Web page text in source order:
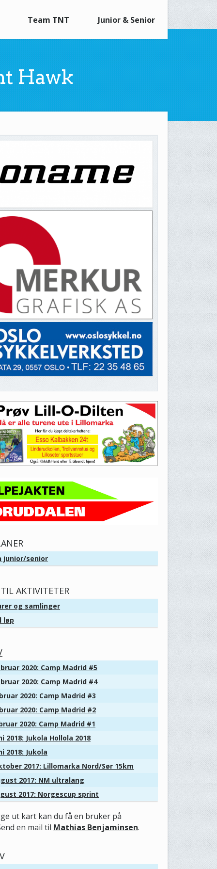
Team TNT Junior & Senior
Hawk
junior/senior
AKTIVITETER
og samlinger
løp
2020: Camp Madrid #5
2020: Camp Madrid #4
2020: Camp Madrid #3
2020: Camp Madrid #2
2020: Camp Madrid #1
2018: Jukola Hollola 2018
2018: Jukola
2017: Lillomarka Nord/Sør 15km
2017: NM ultralang
2017: Norgescup sprint
ut kart kan du få en bruker på
en mail til Mathias Benjaminsen.